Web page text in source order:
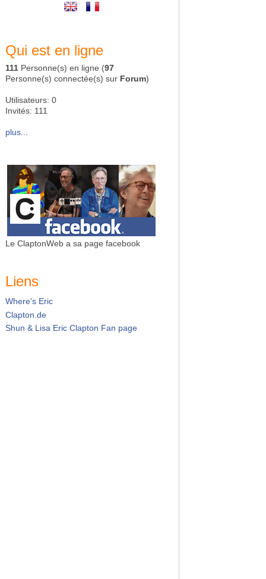
Qui est en ligne
111 Personne(s) en ligne (97
Personne(s) connectée(s) sur Forum)
Utilisateurs: 0
Invités: 111
plus...
Le ClaptonWeb a sa page facebook
Liens
Where's Eric
Clapton.de
Shun & Lisa Eric Clapton Fan page